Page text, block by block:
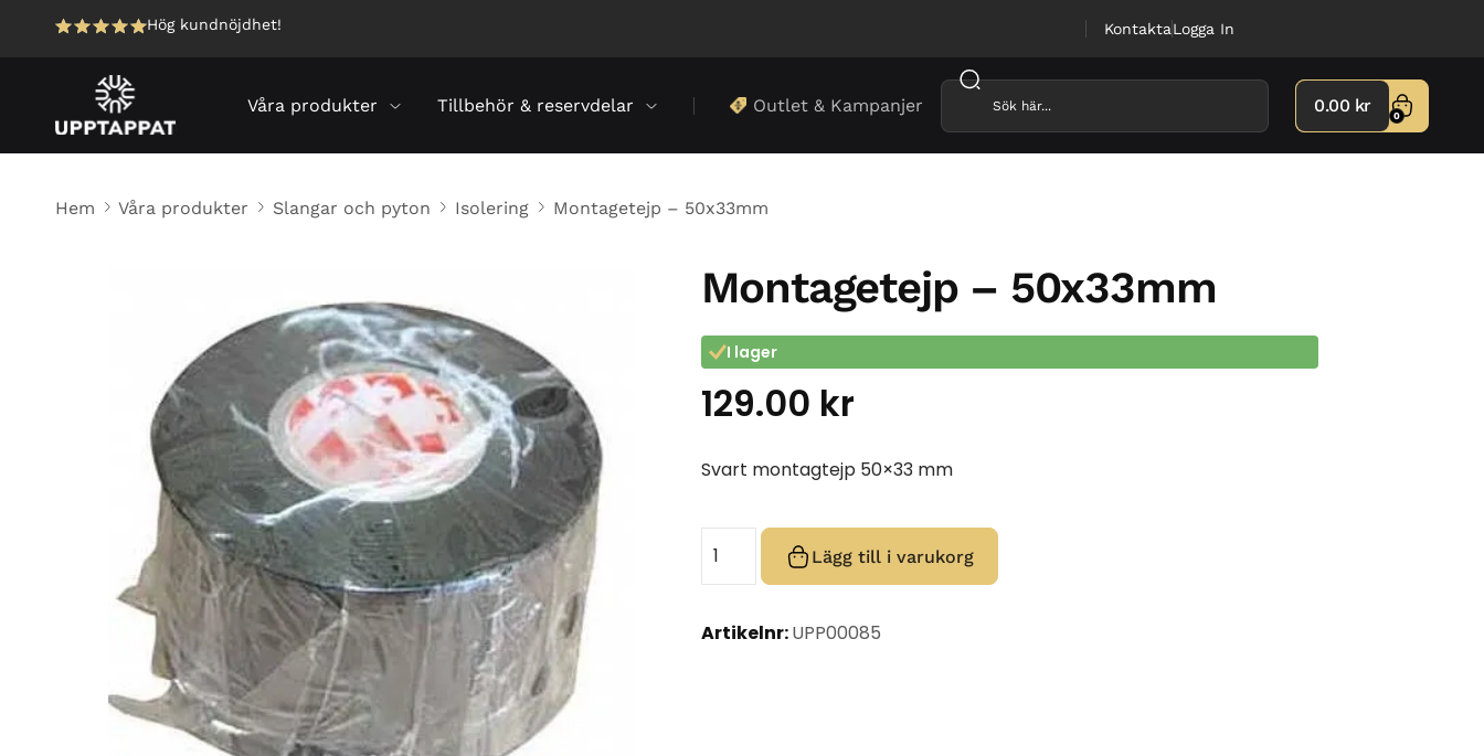
Hög kundnöjdhet! KontaktaLogga In
Våra produkter Tillbehör & reservdelar Outlet & Kampanjer 0.00 kr 0
Hem Våra produkter Slangar och pyton Isolering Montagetejp – 50x33mm
Montagetejp – 50x33mm
I lager
129.00 kr
Svart montagtejp 50×33 mm
Lägg till i varukorg
Artikelnr:UPP00085